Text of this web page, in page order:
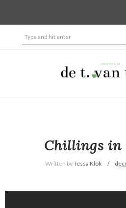
Chillings in
Written byTessa Klok